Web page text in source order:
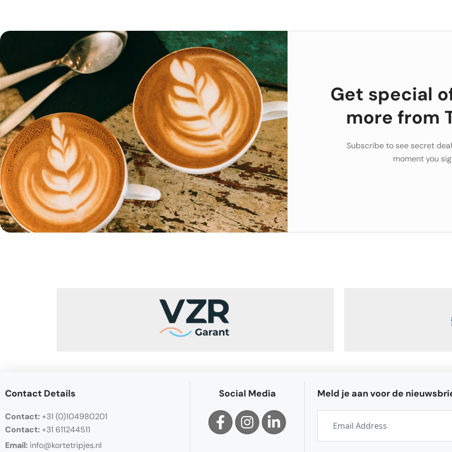
Get special
more from
Subscribe to see secret
moment you
Contact Details
Contact:+31 (0)104980201
Contact:+31 611244511
Email: info@kortetripjes.nl
Social Media Meld je aan voor de